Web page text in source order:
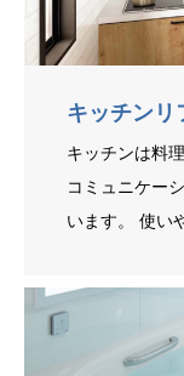
キッチンリ
キッチンは料
コミュニケー
います。 使い